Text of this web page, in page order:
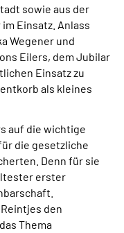
sowie aus der
Einsatz. Anlass
Wegener und
Eilers, dem Jubilar
Einsatz zu
als kleines
auf die wichtige
die gesetzliche
Denn für sie
erster
den
Thema